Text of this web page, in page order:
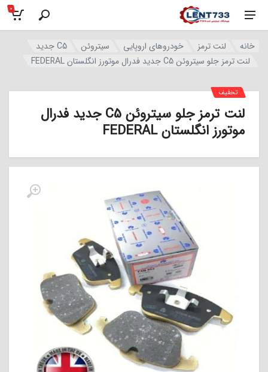
0
خانه لنت ترمز خودروهای اروپایی سیتروئن
C5 جدید
لنت ترمز جلو سیتروئن C5 جدید فدرال موتورز انگلستان FEDERAL
لنت ترمز جلو سیتروئن C5 جدید فدرال
موتورز انگلستان FEDERAL
تخفیف